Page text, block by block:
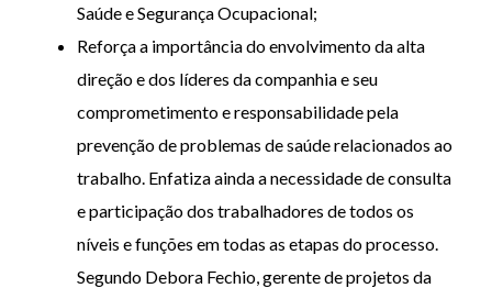
Saúde e Segurança Ocupacional;
Reforça a importância do envolvimento da alta
direção e dos líderes da companhia e seu
comprometimento e responsabilidade pela
prevenção de problemas de saúde relacionados ao
trabalho. Enfatiza ainda a necessidade de consulta
e participação dos trabalhadores de todos os
níveis e funções em todas as etapas do processo.
Segundo Debora Fechio, gerente de projetos da